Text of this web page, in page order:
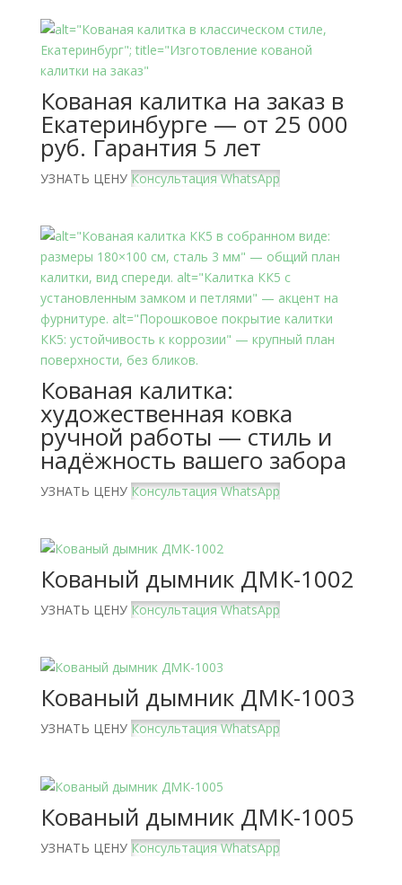
Кованая калитка на заказ в
Екатеринбурге — от 25 000
руб. Гарантия 5 лет
УЗНАТЬ ЦЕНУ Консультация WhatsApp
Кованая калитка:
художественная ковка
ручной работы — стиль и
надёжность вашего забора
УЗНАТЬ ЦЕНУ Консультация WhatsApp
Кованый дымник ДМК-1002
УЗНАТЬ ЦЕНУ Консультация WhatsApp
Кованый дымник ДМК-1003
УЗНАТЬ ЦЕНУ Консультация WhatsApp
Кованый дымник ДМК-1005
УЗНАТЬ ЦЕНУ Консультация WhatsApp